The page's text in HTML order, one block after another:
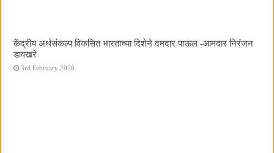
केंद्रीय अर्थसंकल्प विकसित भारताच्या दिशेने दमदार पाऊल -आमदार निरंजन
डावखरे
3rd February 2026